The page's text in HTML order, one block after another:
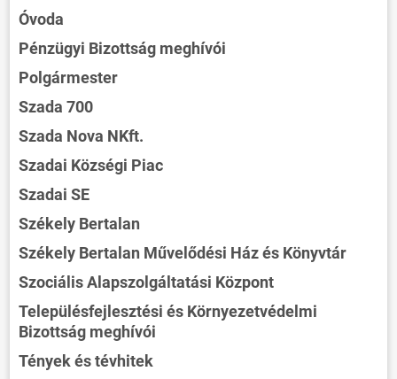
Óvoda
Pénzügyi Bizottság meghívói
Polgármester
Szada 700
Szada Nova NKft.
Szadai Községi Piac
Szadai SE
Székely Bertalan
Székely Bertalan Művelődési Ház és Könyvtár
Szociális Alapszolgáltatási Központ
Településfejlesztési és Környezetvédelmi
Bizottság meghívói
Tények és tévhitek